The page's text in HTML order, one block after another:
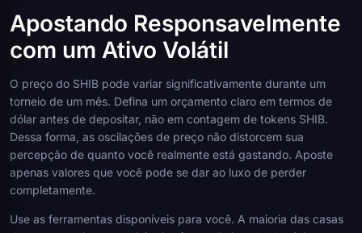
Apostando Responsavelmente
com um Ativo Volátil
O preço do SHIB pode variar significativamente durante um
torneio de um mês. Defina um orçamento claro em termos de
dólar antes de depositar, não em contagem de tokens SHIB.
Dessa forma, as oscilações de preço não distorcem sua
percepção de quanto você realmente está gastando. Aposte
apenas valores que você pode se dar ao luxo de perder
completamente.
Use as ferramentas disponíveis para você. A maioria das casas